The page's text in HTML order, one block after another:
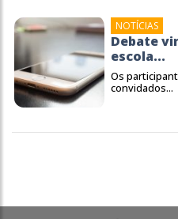
NOTÍCIAS
Debate
escola...
Os
convidados...